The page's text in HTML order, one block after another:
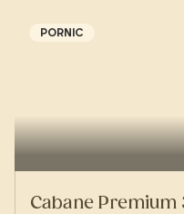
PORNIC
Cabane Premium